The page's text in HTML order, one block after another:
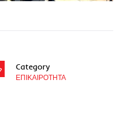
Category
ΕΠΙΚΑΙΡΟΤΗΤΑ